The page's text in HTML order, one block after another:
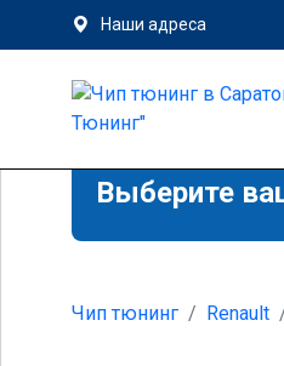
Наши адреса
Выберите
Чип тюнинг Renault